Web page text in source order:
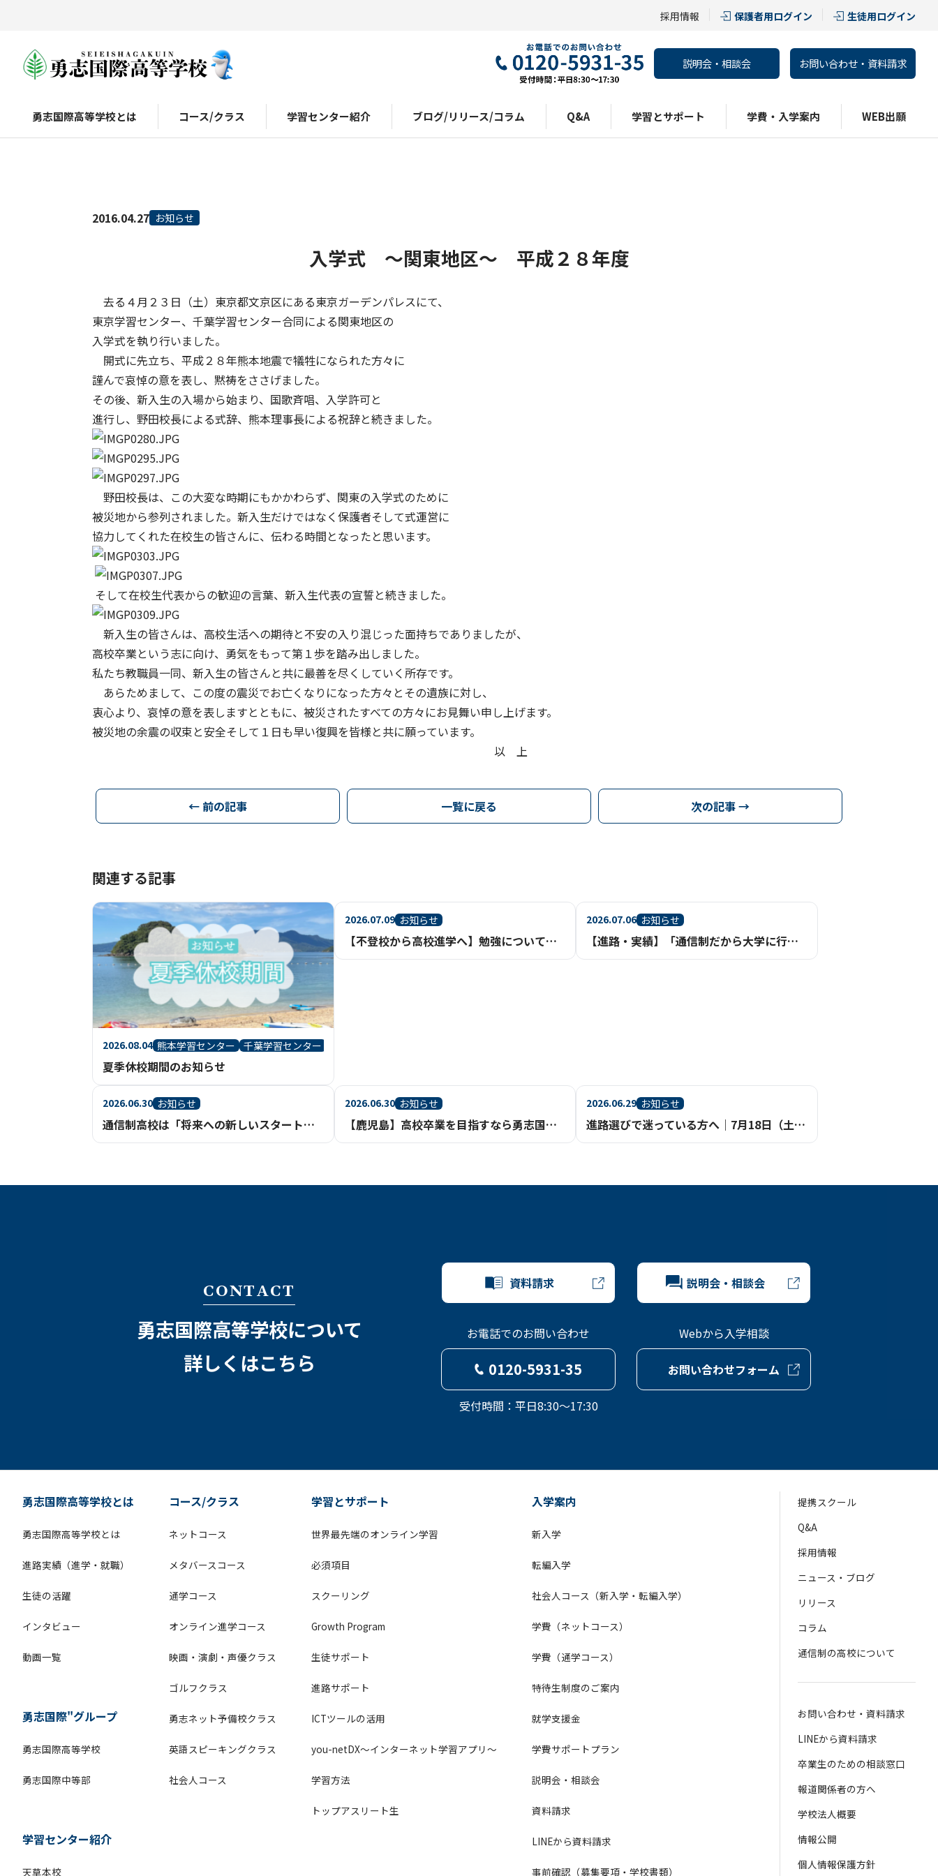
採用情報 保護者用ログイン 生徒用ログイン
説明会・相談会 お問い合わせ・資料請求
勇志国際高等学校とは コース/クラス 学習センター紹介 ブログ/リリース/コラム Q&A 学習とサポート 学費・入学案内 WEB出願
2016.04.27 お知らせ
入学式 ～関東地区～ 平成２８年度
去る４月２３日（土）東京都文京区にある東京ガーデンパレスにて、
東京学習センター、千葉学習センター合同による関東地区の
入学式を執り行いました。
開式に先立ち、平成２８年熊本地震で犠牲になられた方々に
謹んで哀悼の意を表し、黙祷をささげました。
その後、新入生の入場から始まり、国歌斉唱、入学許可と
進行し、野田校長による式辞、熊本理事長による祝辞と続きました。
野田校長は、この大変な時期にもかかわらず、関東の入学式のために
被災地から参列されました。新入生だけではなく保護者そして式運営に
協力してくれた在校生の皆さんに、伝わる時間となったと思います。
そして在校生代表からの歓迎の言葉、新入生代表の宣誓と続きました。
新入生の皆さんは、高校生活への期待と不安の入り混じった面持ちでありましたが、
高校卒業という志に向け、勇気をもって第１歩を踏み出しました。
私たち教職員一同、新入生の皆さんと共に最善を尽くしていく所存です。
あらためまして、この度の震災でお亡くなりになった方々とその遺族に対し、
衷心より、哀悼の意を表しますとともに、被災されたすべての方々にお見舞い申し上げます。
被災地の余震の収束と安全そして１日も早い復興を皆様と共に願っています。
以 上
← 前の記事 一覧に戻る 次の記事 →
関連する記事
2026.08.04 熊本学習センター 千葉学習センター
夏季休校期間のお知らせ
2026.07.09 お知らせ
【不登校から高校進学へ】勉強についていける？基礎からさかのぼって学べる通信制高校という選択
2026.07.06 お知らせ
【進路・実績】「通信制だから大学に行けない」は、もう過去のイメージ。【鹿児島】
2026.06.30 お知らせ
通信制高校は「将来への新しいスタート地点」｜一人ひとりの進路実現を支える充実のサポート体制【鹿児島】
2026.06.30 お知らせ
【鹿児島】高校卒業を目指すなら勇志国際高等学校（通信制高校・不登校相談）
2026.06.29 お知らせ
進路選びで迷っている方へ｜7月18日（土）学校説明会を鹿児島天文館で開催
CONTACT
勇志国際高等学校について
詳しくはこちら
資料請求 説明会・相談会
お電話でのお問い合わせ
0120-5931-35
受付時間：平日8:30～17:30
Webから入学相談
お問い合わせフォーム
勇志国際高等学校とは
勇志国際高等学校とは
進路実績（進学・就職）
生徒の活躍
インタビュー
動画一覧
勇志国際"グループ
勇志国際高等学校
勇志国際中等部
学習センター紹介
天草本校
コース/クラス
ネットコース
メタバースコース
通学コース
オンライン進学コース
映画・演劇・声優クラス
ゴルフクラス
勇志ネット予備校クラス
英語スピーキングクラス
社会人コース
学習とサポート
世界最先端のオンライン学習
必須項目
スクーリング
Growth Program
生徒サポート
進路サポート
ICTツールの活用
you-netDX～インターネット学習アプリ～
学習方法
トップアスリート生
入学案内
新入学
転編入学
社会人コース（新入学・転編入学）
学費（ネットコース）
学費（通学コース）
特待生制度のご案内
就学支援金
学費サポートプラン
説明会・相談会
資料請求
LINEから資料請求
事前確認（募集要項・学校書類）
提携スクール
Q&A
採用情報
ニュース・ブログ
リリース
コラム
通信制の高校について
お問い合わせ・資料請求
LINEから資料請求
卒業生のための相談窓口
報道関係者の方へ
学校法人概要
情報公開
個人情報保護方針